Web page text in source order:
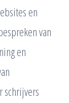
en
van
en
schrijvers